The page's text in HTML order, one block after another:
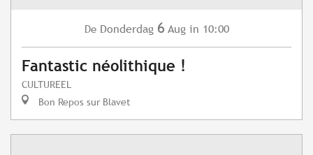
De Donderdag 6 Aug in 10:00
Fantastic néolithique !
CULTUREEL
Bon Repos sur Blavet